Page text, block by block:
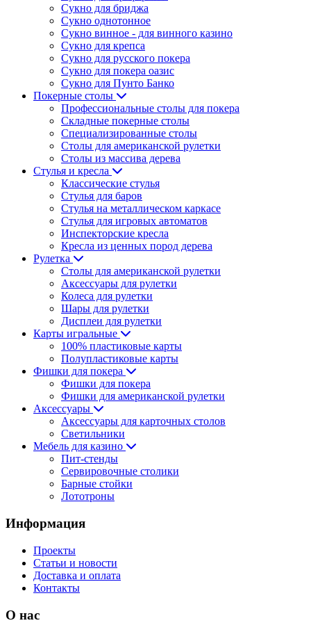
Сукно для бриджа
Сукно однотонное
Сукно винное - для винного казино
Сукно для крепса
Сукно для русского покера
Сукно для покера оазис
Сукно для Пунто Банко
Покерные столы
Профессиональные столы для покера
Складные покерные столы
Специализированные столы
Столы для американской рулетки
Столы из массива дерева
Стулья и кресла
Классические стулья
Стулья для баров
Стулья на металлическом каркасе
Стулья для игровых автоматов
Инспекторские кресла
Кресла из ценных пород дерева
Рулетка
Столы для американской рулетки
Аксессуары для рулетки
Колеса для рулетки
Шары для рулетки
Дисплеи для рулетки
Карты игральные
100% пластиковые карты
Полупластиковые карты
Фишки для покера
Фишки для покера
Фишки для американской рулетки
Аксессуары
Аксессуары для карточных столов
Светильники
Мебель для казино
Пит-стенды
Сервировочные столики
Барные стойки
Лототроны
Информация
Проекты
Статьи и новости
Доставка и оплата
Контакты
О нас